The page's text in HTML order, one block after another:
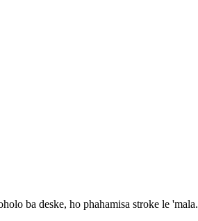
ba deske, ho phahamisa stroke le 'mala.